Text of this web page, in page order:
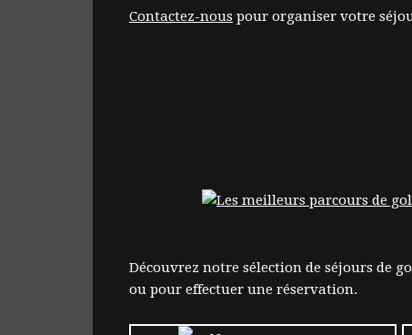
Contactez-nous pour organiser votre
Découvrez notre sélection de séjours de
ou pour effectuer une réservation.